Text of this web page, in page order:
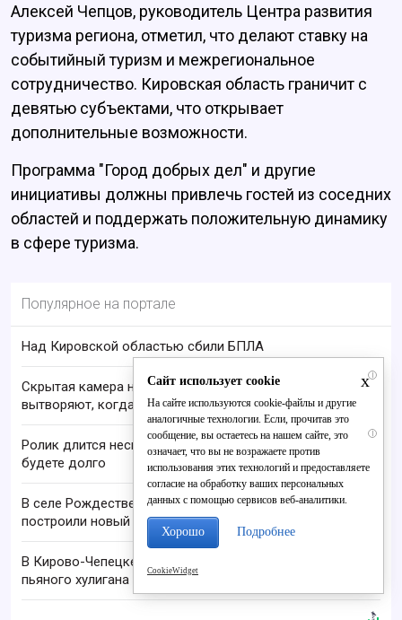
Алексей Чепцов, руководитель Центра развития
туризма региона, отметил, что делают ставку на
событийный туризм и межрегиональное
сотрудничество. Кировская область граничит с
девятью субъектами, что открывает
дополнительные возможности.
Программа "Город добрых дел" и другие
инициативы должны привлечь гостей из соседних
областей и поддержать положительную динамику
в сфере туризма.
Популярное на портале
Над Кировской областью сбили БПЛА
i
Скрытая камера на пляже Крыма: Что люди
вытворяют, когда их не видят...
i
Ролик длится несколько секунд, а смеяться вы
будете долго
В селе Рождественском семье учителей
построили новый дом
В Кирово-Чепецке росгвардейцы задержали
пьяного хулигана из бара
x
Сайт использует cookie
На сайте используются cookie-файлы и другие
аналогичные технологии. Если, прочитав это
сообщение, вы остаетесь на нашем сайте, это
означает, что вы не возражаете против
использования этих технологий и предоставляете
согласие на обработку ваших персональных
данных с помощью сервисов веб-аналитики.
Хорошо Подробнее
CookieWidget